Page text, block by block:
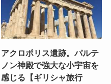
アクロポリス遺跡。パルテ
ノン神殿で強大な小宇宙を
感じる【ギリシャ旅行